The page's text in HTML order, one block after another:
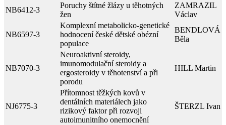
NB6412-3
Poruchy štítné žlázy u těhotných
žen
ZAMRAZIL
Václav
NB6597-3
Komplexní metabolicko-genetické
hodnocení české dětské obézní
populace
BENDLOVÁ
Běla
NB7070-3
Neuroaktivní steroidy,
imunomodulační steroidy a
ergosteroidy v těhotenství a při
porodu
HILL Martin
NJ6775-3
Přítomnost těžkých kovů v
dentálních materiálech jako
rizikový faktor při rozvoji
autoimunitního onemocnění
ŠTERZL Ivan